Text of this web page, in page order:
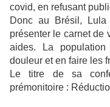
covid, en refusant
Donc au Brésil, Lula
présenter le carnet de
aides. La
douleur et en faire les
Le titre de sa
prémonitoire :